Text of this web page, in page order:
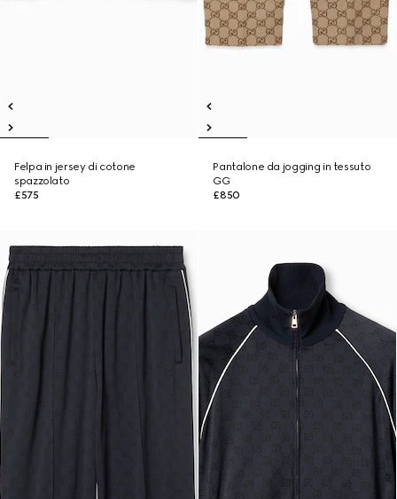
Felpa in jersey di cotone
spazzolato
£575
Pantalone da jogging in tessuto
GG
£850